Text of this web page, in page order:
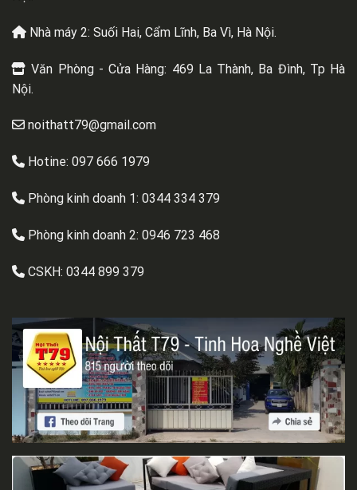
Nhà máy 2: Suối Hai, Cẩm Lĩnh, Ba Vì, Hà Nội.
Văn Phòng - Cửa Hàng: 469 La Thành, Ba Đình, Tp Hà
Nội.
noithatt79@gmail.com
Hotine: 097 666 1979
Phòng kinh doanh 1: 0344 334 379
Phòng kinh doanh 2: 0946 723 468
CSKH: 0344 899 379